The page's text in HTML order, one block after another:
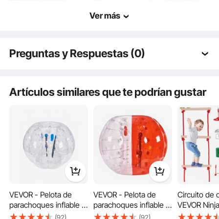
Este kit de tirolina para niños está hecho de acero inoxidable de alta calidad y
finamente elaborado. Permite una diversión infinita al aire libre.
Ver más
Preguntas y Respuestas (0)
¿Es duradero el producto? ...
Haz la primera pregunta
Artículos similares que te podrían gustar
VEVOR - Pelota de
parachoques inflable (1
unidad), 1,5 m (5 pies)
(92)
VEVOR - Pelota de
parachoques inflable (1
unidad), 1,5 m (5 pies)
(92)
Circuito de
VEVOR
para niños,